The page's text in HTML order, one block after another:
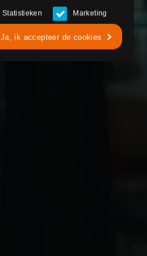
Statistieken Marketing
Ja, ik accepteer de cookies